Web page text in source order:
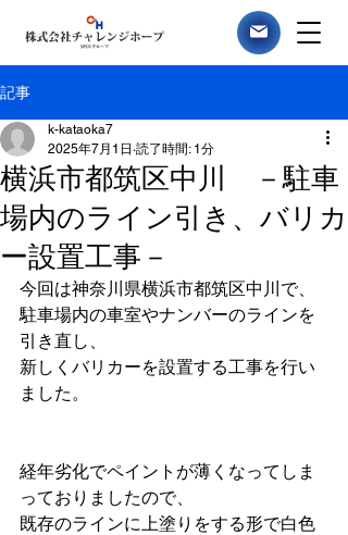
記事
横浜市都筑区中川 －駐車
場内のライン引き、バリカ
ー設置工事－
k-kataoka7
2025年7月1日 読了時間: 1分
今回は神奈川県横浜市都筑区中川で、
駐車場内の車室やナンバーのラインを
引き直し、
新しくバリカーを設置する工事を行い
ました。
経年劣化でペイントが薄くなってしま
っておりましたので、
既存のラインに上塗りをする形で白色